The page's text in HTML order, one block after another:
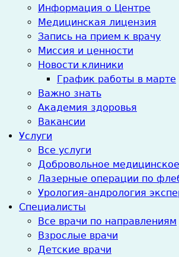
Информация о Центре
Медицинская лицензия
Запись на прием к врачу
Миссия и ценности
Новости клиники
График работы в марте
Важно знать
Академия здоровья
Вакансии
Услуги
Все услуги
Добровольное
Лазерные операции по
Урология-андрология
Специалисты
Все врачи по направлениям
Взрослые врачи
Детские врачи